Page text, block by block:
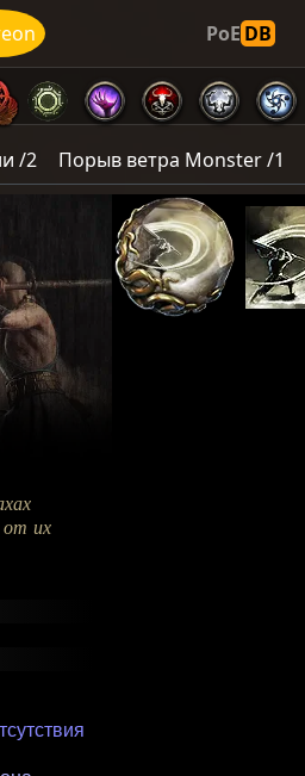
PoEDB
/2
Порыв ветра Monster /1
от их